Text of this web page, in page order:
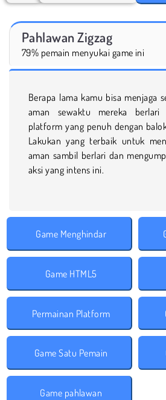
Pahlawan Zigzag
79% pemain menyukai game ini
Berapa lama kamu bisa menjaga
aman sewaktu mereka
platform yang penuh dengan
Lakukan yang terbaik untuk
aman sambil berlari dan
aksi yang intens ini.
Game Menghindar
Game HTML5
Permainan Platform
Game Satu Pemain
Game pahlawan